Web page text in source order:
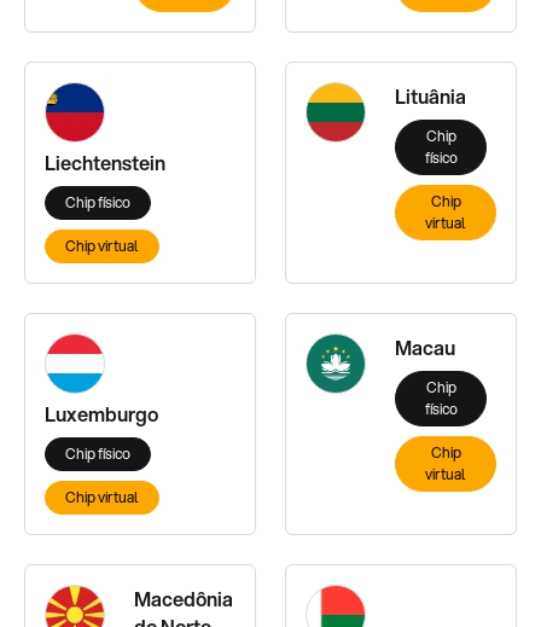
Liechtenstein
Chip físico
Chip virtual
Lituânia
Chip
físico
Chip
virtual
Luxemburgo
Chip físico
Chip virtual
Macau
Chip
físico
Chip
virtual
Macedônia